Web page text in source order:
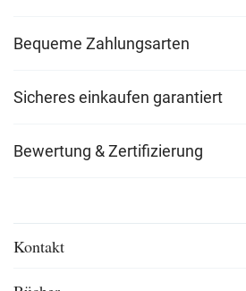
Bequeme Zahlungsarten
Sicheres einkaufen garantiert
Bewertung & Zertifizierung
Kontakt